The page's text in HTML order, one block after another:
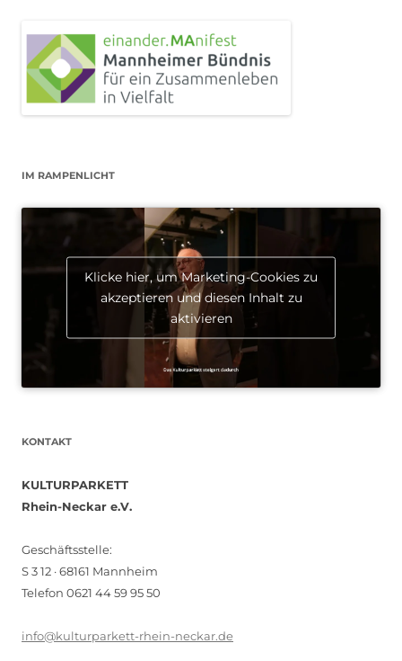
IM RAMPENLICHT
Klicke hier, um Marketing-Cookies zu
akzeptieren und diesen Inhalt zu
aktivieren
KONTAKT
KULTURPARKETT
Rhein-Neckar e.V.
Geschäftsstelle:
S 3 12 · 68161 Mannheim
Telefon 0621 44 59 95 50
info@kulturparkett-rhein-neckar.de